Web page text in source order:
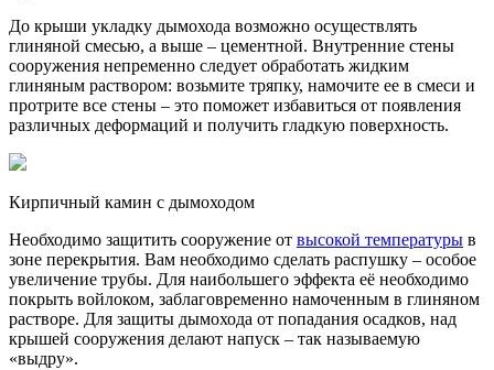
До крыши укладку дымохода возможно осуществлять
глиняной смесью, а выше – цементной. Внутренние стены
сооружения непременно следует обработать жидким
глиняным раствором: возьмите тряпку, намочите ее в смеси и
протрите все стены – это поможет избавиться от появления
различных деформаций и получить гладкую поверхность.
Кирпичный камин с дымоходом
Необходимо защитить сооружение от высокой температуры в
зоне перекрытия. Вам необходимо сделать распушку – особое
увеличение трубы. Для наибольшего эффекта её необходимо
покрыть войлоком, заблаговременно намоченным в глиняном
растворе. Для защиты дымохода от попадания осадков, над
крышей сооружения делают напуск – так называемую
«выдру».